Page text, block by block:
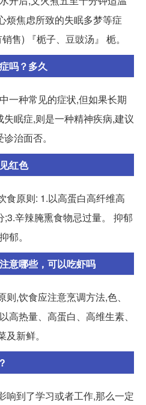
烦焦虑所致的失眠多梦等症
售) 『栀子、豆豉汤』 栀。
吗？多久
一种常见的症状,但如果长期
眠症,则是一种精神疾病,建议
治面否。
红色
食原则: 1.以高蛋白高纤维高
辛辣腌熏食物忌过量。 抑郁
郁。
意哪些，可以吃虾吗
,饮食应注意烹调方法,色、
高热量、高蛋白、高维生素、
新鲜。
响到了学习或者工作,那么一定